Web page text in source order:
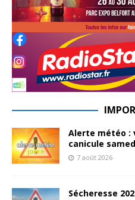
Alerte météo :
canicule
7 août 2026
Sécheresse